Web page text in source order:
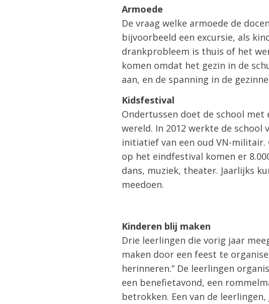
Armoede
De vraag welke armoede de
bijvoorbeeld een excursie, als
drankprobleem is thuis of het
komen omdat het gezin in de
aan, en de spanning in de
Kidsfestival
Ondertussen doet de school
wereld. In 2012 werkte de school
initiatief van een oud VN-militair.
op het eindfestival komen er
dans, muziek, theater. Jaarlijks
meedoen.
Kinderen blij maken
Drie leerlingen die vorig jaar
maken door een feest te
herinneren.” De leerlingen
een benefietavond, een
betrokken. Een van de